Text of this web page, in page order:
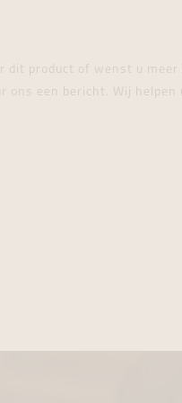
dit product of wenst u meer
ons een bericht. Wij helpen